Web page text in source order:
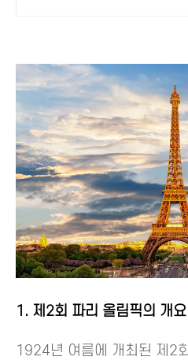
1. 제2회 파리 올림픽의 개요
1924년 여름에 개최된 제2